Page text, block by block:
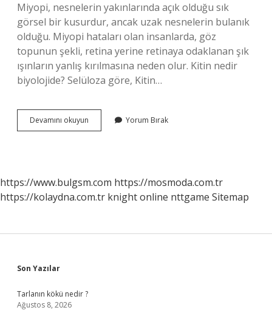
Miyopi, nesnelerin yakınlarında açık olduğu sık
görsel bir kusurdur, ancak uzak nesnelerin bulanık
olduğu. Miyopi hataları olan insanlarda, göz
topunun şekli, retina yerine retinaya odaklanan şık
ışınların yanlış kırılmasına neden olur. Kitin nedir
biyolojide? Selüloza göre, Kitin…
Devamını okuyun
Nedir
Yorum Bırak
https://www.bulgsm.com https://mosmoda.com.tr
https://kolaydna.com.tr knight online nttgame Sitemap
Sidebar
Son Yazılar
Tarlanın kökü nedir ?
Ağustos 8, 2026